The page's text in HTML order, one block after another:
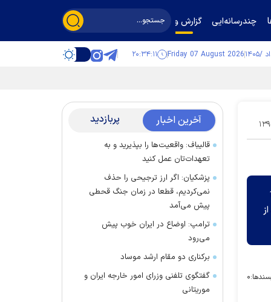
چندرسانه‌ایی گزارش و گفت‌وگو
Friday 07 August 2026 ۲۰:۳۴:۱۱
۰۴
105
۰
آخرین اخبار پربازدید
قالیباف: واقعیت‌ها را بپذیرید و به
تعهدات‌تان عمل کنید
پزشکیان: اگر ارز ترجیحی را حذف
نمی‌کردیم، قطعا در زمان جنگ قحطی
پیش می‌آمد
ترامپ: اوضاع در ایران خوب پیش
می‌رود
برکناری دو مقام ارشد موساد
گفتگوی تلفنی وزرای امور خارجه ایران و
موریتانی